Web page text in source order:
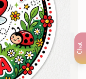
Chat